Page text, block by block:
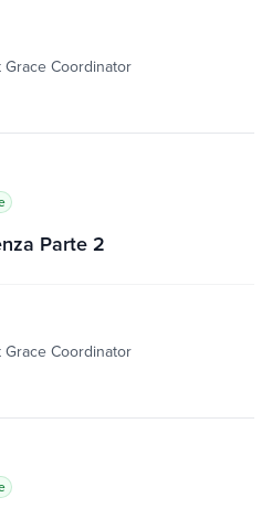
Grace Coordinator
Parte 2
Grace Coordinator